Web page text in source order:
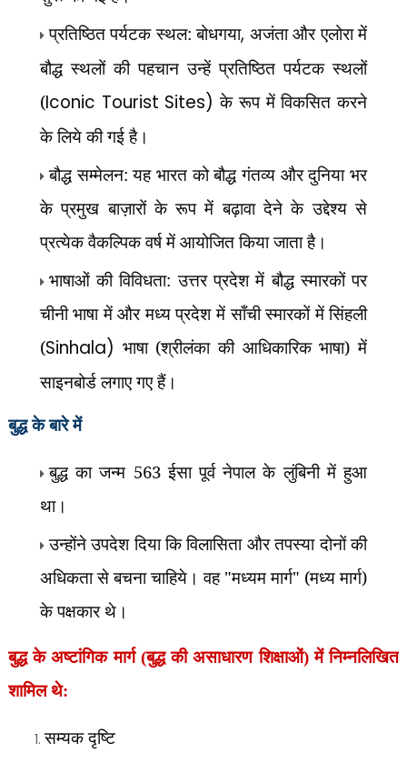
प्रतिष्ठित पर्यटक स्थल: बोधगया, अजंता और एलोरा में
बौद्ध स्थलों की पहचान उन्हें प्रतिष्ठित पर्यटक स्थलों
(Iconic Tourist Sites)के रूप में विकसित करने
के लिये की गई है।
बौद्ध सम्मेलन: यह भारत को बौद्ध गंतव्य और दुनिया भर
के प्रमुख बाज़ारों के रूप में बढ़ावा देने के उद्देश्य से
प्रत्येक वैकल्पिक वर्ष में आयोजित किया जाता है।
भाषाओं की विविधता: उत्तर प्रदेश में बौद्ध स्मारकों पर
चीनी भाषा में और मध्य प्रदेश में साँची स्मारकों में सिंहली
(Sinhala) भाषा (श्रीलंका की आधिकारिक भाषा) में
साइनबोर्ड लगाए गए हैं।
बुद्ध के बारे में
बुद्ध का जन्म 563 ईसा पूर्व नेपाल के लुंबिनी में हुआ
था।
उन्होंने उपदेश दिया कि विलासिता और तपस्या दोनों की
अधिकता से बचना चाहिये। वह "मध्यम मार्ग" (मध्य मार्ग)
के पक्षकार थे।
बुद्ध के अष्टांगिक मार्ग (बुद्ध की असाधारण शिक्षाओं) में निम्नलिखित
शामिल थे:
सम्यक दृष्टि